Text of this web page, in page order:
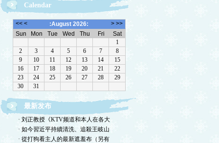
Calendar
最新发布
· 刘正教授《KTV频道和本人在各大
· 如今習近平持續清洗、追殺王岐山
· 從打狗看主人的最新遮羞布（另有